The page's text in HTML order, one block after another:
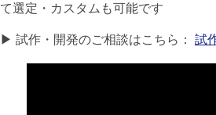
て選定・カスタムも可能です
▶ 試作・開発のご相談はこちら： 試